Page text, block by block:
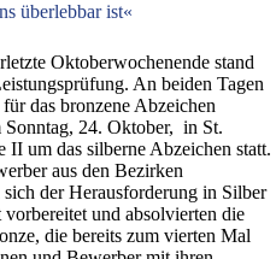
überlebbar ist«
Oktoberwochenende stand
An beiden Tagen
das bronzene Abzeichen
Sonntag, 24. Oktober, in St.
um das silberne Abzeichen statt.
aus den Bezirken
der Herausforderung in Silber
und absolvierten die
die bereits zum vierten Mal